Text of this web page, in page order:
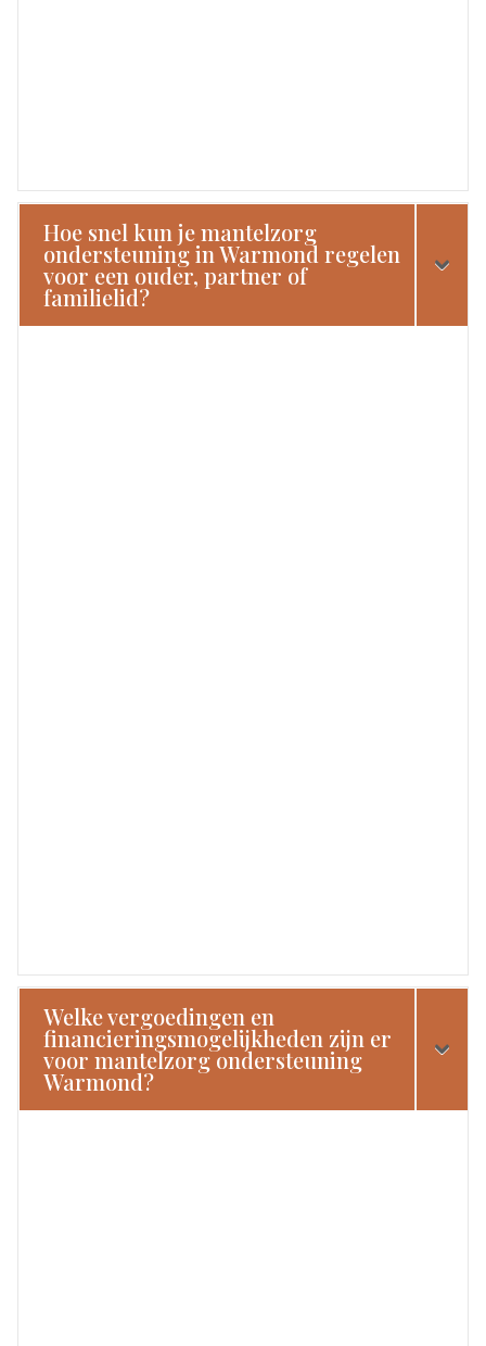
Hoe snel kun je mantelzorg
ondersteuning in Warmond regelen
voor een ouder, partner of
familielid?
Welke vergoedingen en
financieringsmogelijkheden zijn er
voor mantelzorg ondersteuning
Warmond?